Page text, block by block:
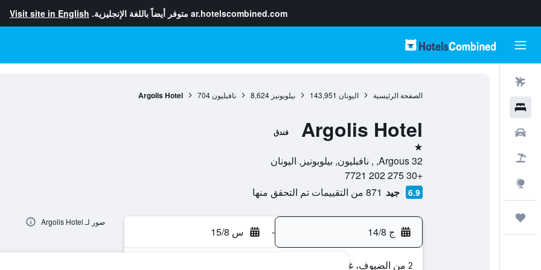
ar.hotelscombined.com متوفر أيضاً باللغة الإنجليزية. Visit site in English
الصفحة الرئيسية اليونان 143,951 بيلوبونيز 8,624 نافبليون 704
Argolis Hotel
Argolis Hotel فندق
نجمة واحدة
Argous 32, , نافبليون, بيلوبونيز, اليونان
+30 275 202 7721
6.9 جيد 871 من التقييمات تم التحقق منها
ج 14/8 - س 15/8
2 من الضيوف، غرفة واحدة
صور لـ Argolis Hotel